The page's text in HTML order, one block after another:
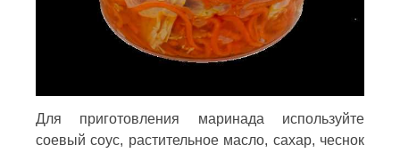
Для приготовления маринада используйте
соевый соус, растительное масло, сахар, чеснок